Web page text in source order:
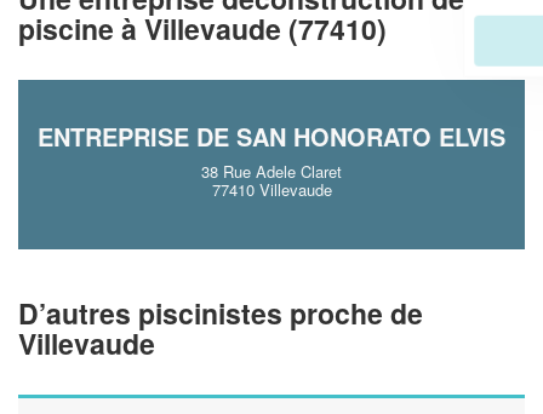
piscine à Villevaude (77410)
ENTREPRISE DE SAN HONORATO ELVIS
38 Rue Adele Claret
77410 Villevaude
D’autres piscinistes proche de
Villevaude
En savoir plus